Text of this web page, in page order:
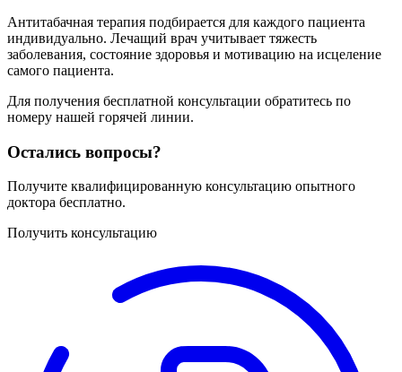
Антитабачная терапия подбирается для каждого пациента
индивидуально. Лечащий врач учитывает тяжесть
заболевания, состояние здоровья и мотивацию на исцеление
самого пациента.
Для получения бесплатной консультации обратитесь по
номеру нашей горячей линии.
Остались вопросы?
Получите квалифицированную консультацию опытного
доктора бесплатно.
Получить консультацию